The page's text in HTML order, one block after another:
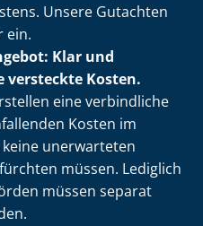
Unsere Gutachten
ein.
Klar und
Kosten.
eine verbindliche
Kosten im
keine unerwarteten
müssen. Lediglich
müssen separat